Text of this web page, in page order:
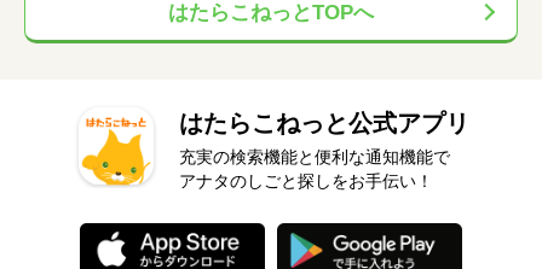
はたらこねっとTOPへ
はたらこねっと公式アプリ
充実の検索機能と便利な通知機能で
アナタのしごと探しをお手伝い！